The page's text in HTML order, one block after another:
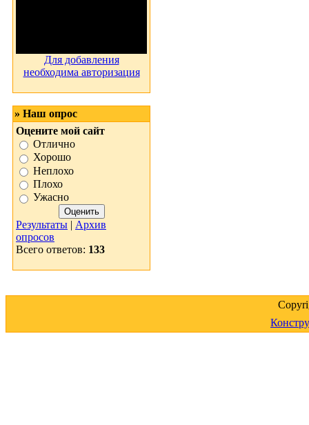
Для добавления
необходима авторизация
» Наш опрос
Оцените мой сайт
Отлично
Хорошо
Неплохо
Плохо
Ужасно
Результаты | Архив
опросов
Всего ответов: 133